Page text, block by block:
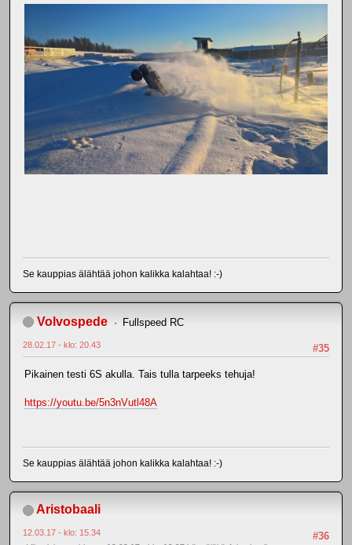
Se kauppias älähtää johon kalikka kalahtaa! :-)
Volvospede Fullspeed RC
#35
28.02.17 - klo: 20.43
Pikainen testi 6S akulla. Tais tulla tarpeeks tehuja!
https://youtu.be/5n3nVutl48A
Se kauppias älähtää johon kalikka kalahtaa! :-)
Aristobaali
#36
12.03.17 - klo: 15.34